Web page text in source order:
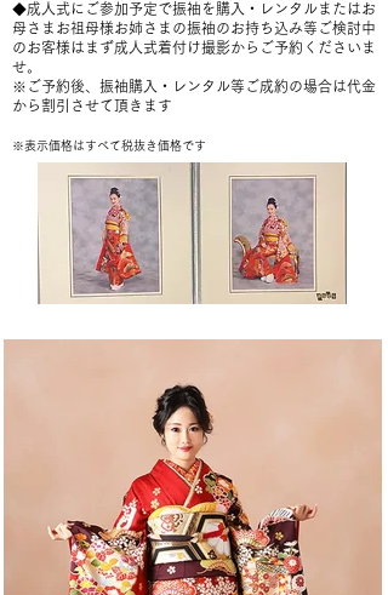
◆成人式にご参加予定で振袖を購入・レンタルまたはお
母さまお祖母様お姉さまの振袖のお持ち込み等ご検討中
のお客様はまず成人式着付け撮影からご予約くださいま
せ。
※ご予約後、振袖購入・レンタル等ご成約の場合は代金
から割引させて頂きます
※表示価格はすべて税抜き価格です